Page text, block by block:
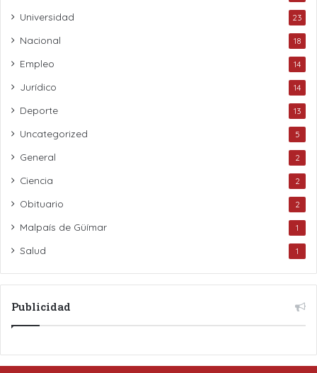
Universidad 23
Nacional 18
Empleo 14
Jurídico 14
Deporte 13
Uncategorized 5
General 2
Ciencia 2
Obituario 2
Malpaís de Güímar 1
Salud 1
Publicidad